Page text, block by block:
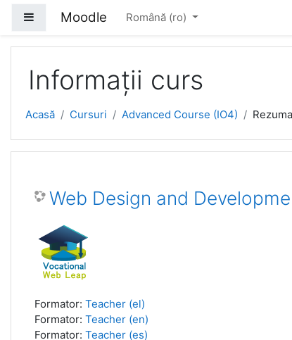
Panou lateral
Moodle Română ‎(ro)‎
Informații curs
Acasă Cursuri Advanced Course (IO4)
Web Design and
Formator: Teacher (el)
Formator: Teacher (en)
Formator: Teacher (es)